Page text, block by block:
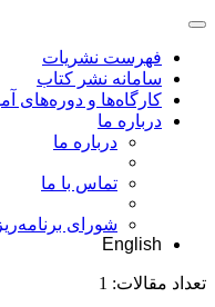
فهرست نشریات
سامانه نشر کتاب
کارگاه‌ها و
درباره ما
درباره ما
تماس با ما
شورای
English
تعداد مقالات: 1